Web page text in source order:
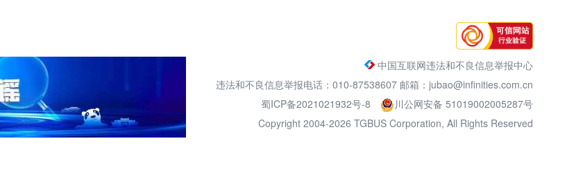
中国互联网违法和不良信息举报中心
违法和不良信息举报电话：010-87538607 邮箱：jubao@infinities.com.cn
蜀ICP备2021021932号-8
川公网安备 51019002005287号
Copyright 2004-2026 TGBUS Corporation, All Rights Reserved